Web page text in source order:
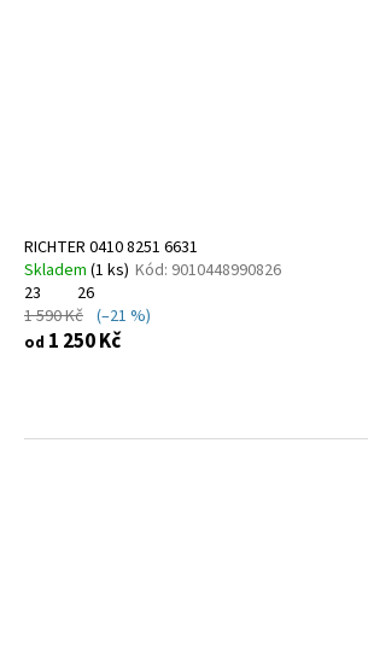
RICHTER 0410 8251 6631
Skladem (1 ks) Kód: 9010448990826
23
26
1 590 Kč (–21 %)
od 1 250 Kč